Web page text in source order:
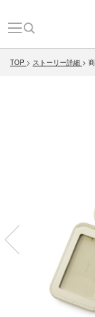
TOP ストーリー詳細